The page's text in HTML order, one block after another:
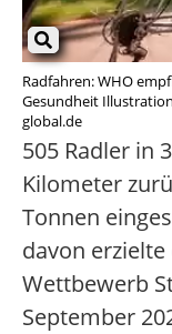
Radfahren: WHO
Gesundheit
global.de
505 Radler in
Kilometer
Tonnen
davon
Wettbewerb
September